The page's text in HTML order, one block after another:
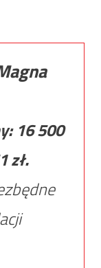
16 500
zł.